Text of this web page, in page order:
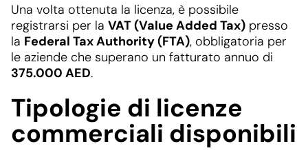
Una volta ottenuta la licenza, è possibile
registrarsi per la VAT (Value Added Tax) presso
la Federal Tax Authority (FTA), obbligatoria per
le aziende che superano un fatturato annuo di
375.000 AED.
Tipologie di licenze
commerciali disponibili